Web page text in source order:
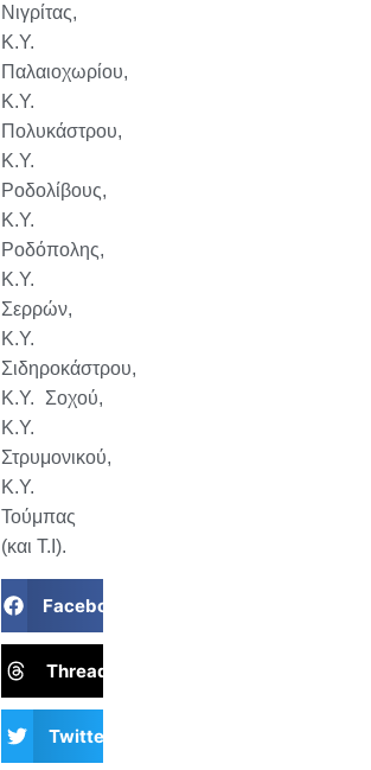
Νιγρίτας,
Κ.Υ.
Παλαιοχωρίου,
Κ.Υ.
Πολυκάστρου,
Κ.Υ.
Ροδολίβους,
Κ.Υ.
Ροδόπολης,
Κ.Υ.
Σερρών,
Κ.Υ.
Σιδηροκάστρου,
Κ.Υ. Σοχού,
Κ.Υ.
Στρυμονικού,
Κ.Υ.
Τούμπας
(και Τ.Ι).
Facebook
Threads
Twitter